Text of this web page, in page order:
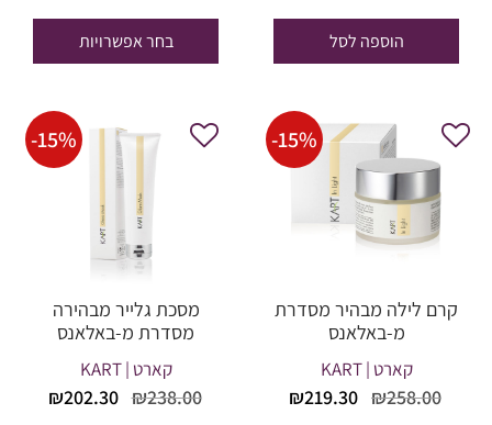
היה:
₪696.00.
הוספה לסל
⁦₪110.50⁩
בחר אפשרויות
-15%
קרם לילה מבהיר מסדרת
מ-באלאנס
קארט | KART
₪258.00
המחיר₪219.30
-15%
מסכת גלייר מבהירה
מסדרת מ-באלאנס
קארט | KART
₪238.00
המחיר₪202.30